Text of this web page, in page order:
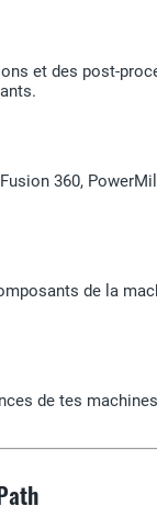
et des post-
360,
de la
de tes